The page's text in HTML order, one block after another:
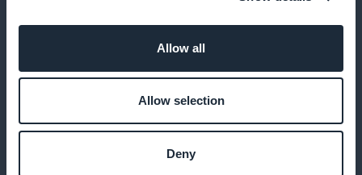
Allow all
Allow selection
Deny
Kaikki tilaustulot ovat kokonaan sinun, ilman
piilokustannuksia
Mukauta tilaussivuja